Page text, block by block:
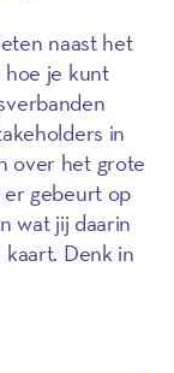
naast het
je kunt
in
over het grote
gebeurt op
wat jij daarin
Denk in